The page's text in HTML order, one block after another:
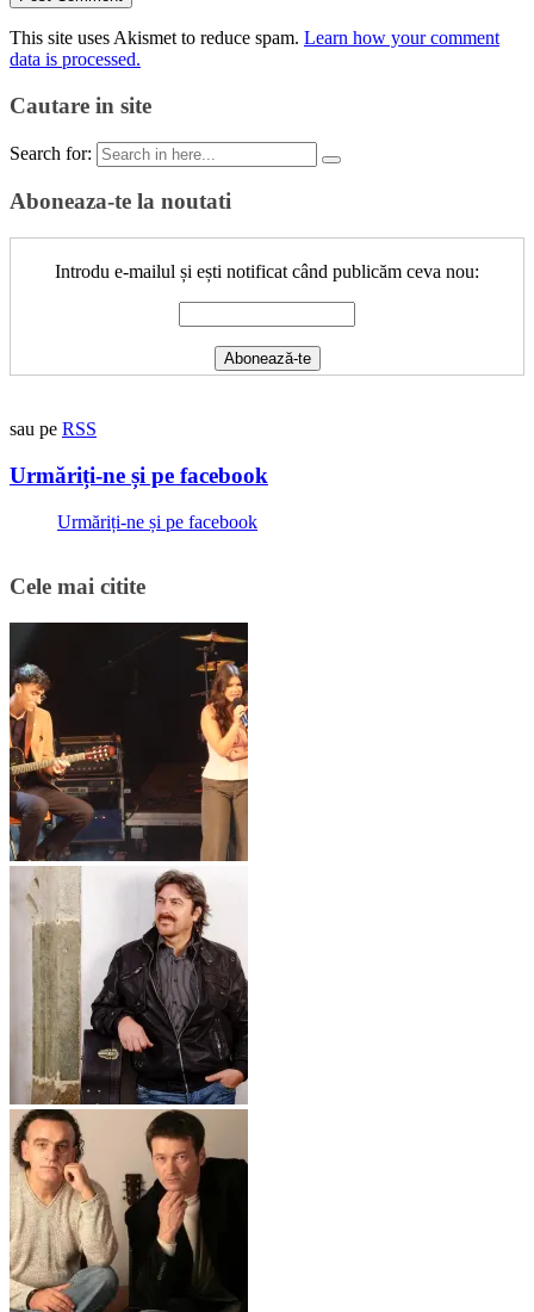
This site uses Akismet to reduce spam. Learn how your comment
data is processed.
Cautare in site
Search for:
Aboneaza-te la noutati
Introdu e-mailul și ești notificat când publicăm ceva nou:
sau pe RSS
Urmăriți-ne și pe facebook
Urmăriți-ne și pe facebook
Cele mai citite